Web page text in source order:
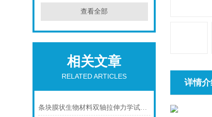
查看全部
相关文章
RELATED ARTICLES
条块膜状生物材料双轴拉伸力学试验机（角膜、瓣膜、组织）
详情